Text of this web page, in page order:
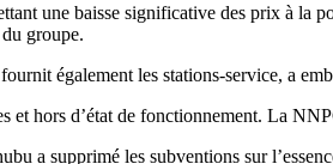
une baisse significative des prix à la
groupe.
également les stations-service, a
hors d’état de fonctionnement. La
a supprimé les subventions sur